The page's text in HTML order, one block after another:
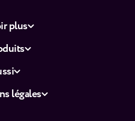
plus
légales